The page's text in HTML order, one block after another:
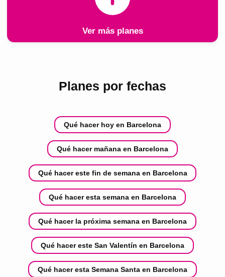
Ver más planes
Planes por fechas
Qué hacer hoy en Barcelona
Qué hacer mañana en Barcelona
Qué hacer este fin de semana en Barcelona
Qué hacer esta semana en Barcelona
Qué hacer la próxima semana en Barcelona
Qué hacer este San Valentín en Barcelona
Qué hacer esta Semana Santa en Barcelona